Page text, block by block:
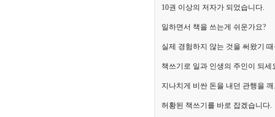
10권 이상의 저자가 되었습니다.
일하면서 책을 쓰는게 쉬운가요?
실제 경험하지 않는 것을 써왔기
책쓰기로 일과 인생의 주인이 되세
지나치게 비싼 돈을 내던 관행을
허황된 책쓰기를 바로 잡겠습니다.